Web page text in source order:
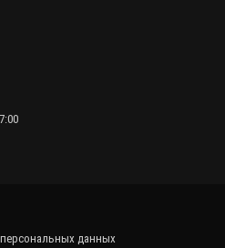
данных